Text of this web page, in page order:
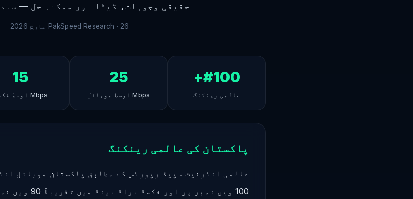
حقیقی وجوہات، ڈیٹا اور ممکنہ حل —
PakSpeed Research · 26 مارچ 2026
#100+
عالمی رینکنگ
25
Mbps اوسط موبائل
15
Mbps اوسط فکسڈ
پاکستان کی عالمی رینکنگ
عالمی انٹرنیٹ سپیڈ رپورٹس کے مطابق پاکستان موبائل
100 ویں نمبر